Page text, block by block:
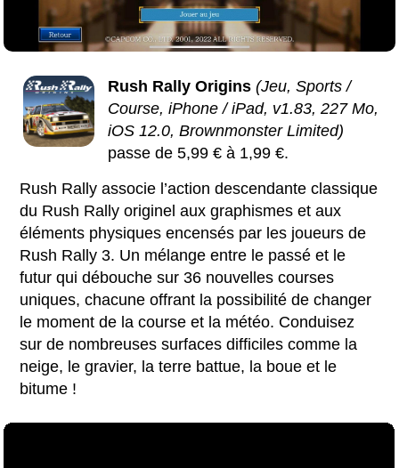
Rush Rally Origins (Jeu, Sports /
Course, iPhone / iPad, v1.83, 227 Mo,
iOS 12.0, Brownmonster Limited)
passe de 5,99 € à 1,99 €.
Rush Rally associe l’action descendante classique
du Rush Rally originel aux graphismes et aux
éléments physiques encensés par les joueurs de
Rush Rally 3. Un mélange entre le passé et le
futur qui débouche sur 36 nouvelles courses
uniques, chacune offrant la possibilité de changer
le moment de la course et la météo. Conduisez
sur de nombreuses surfaces difficiles comme la
neige, le gravier, la terre battue, la boue et le
bitume !